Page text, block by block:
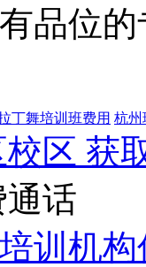
品位
丁舞培训班费用 杭州
区 获
话
培训机构